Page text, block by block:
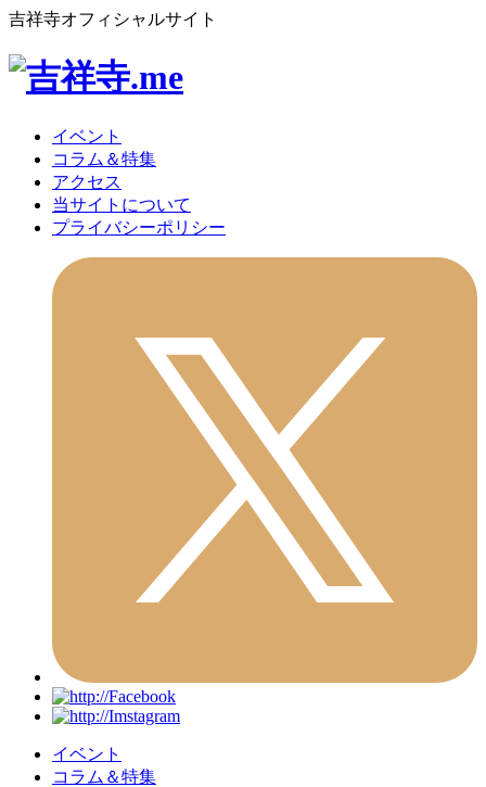
吉祥寺オフィシャルサイト
イベント
コラム＆特集
アクセス
当サイトについて
プライバシーポリシー
イベント
コラム＆特集